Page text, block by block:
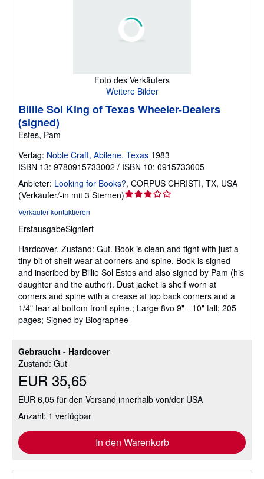
Foto des Verkäufers
Weitere Bilder
Gebraucht - Hardcover
Zustand: Gut
EUR 35,65
EUR 6,05 für den Versand innerhalb von/der USA
Anzahl: 1 verfügbar
In den Warenkorb
Billie Sol King of Texas Wheeler-Dealers
(signed)
Estes, Pam
Verlag: Noble Craft, Abilene, Texas 1983
ISBN 13: 9780915733002 / ISBN 10: 0915733005
Anbieter: Looking for Books?, CORPUS CHRISTI, TX, USA
(Verkäufer/-in mit 3 Sternen)Verkäuferbewertung
Verkäufer kontaktieren
ErstausgabeSigniert
Hardcover. Zustand: Gut. Book is clean and tight with just a
tiny bit of shelf wear at corners and spine. Book is signed
and inscribed by Billie Sol Estes and also signed by Pam (his
daughter and the author). Dust jacket is shelf worn at
corners and spine with a crease at top back corners and a
1/4" tear at bottom front spine.; Large 8vo 9" - 10" tall; 205
pages; Signed by Biographee